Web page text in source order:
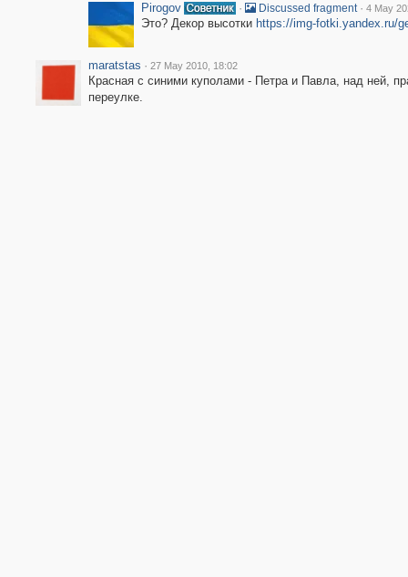
Pirogov
· Discussed fragment · 4 May
Это? Декор высотки https://img-fotki.yandex.ru/
maratstas · 27 May 2010, 18:02
Красная с синими куполами - Петра и Павла, над ней,
переулке.